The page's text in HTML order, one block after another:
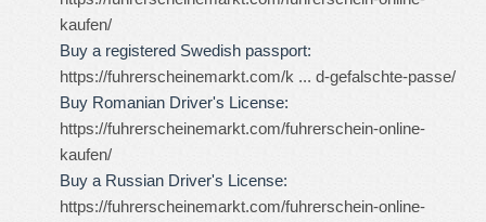
kaufen/
Buy a registered Swedish passport:
https://fuhrerscheinemarkt.com/k ... d-gefalschte-passe/
Buy Romanian Driver's License:
https://fuhrerscheinemarkt.com/fuhrerschein-online-
kaufen/
Buy a Russian Driver's License:
https://fuhrerscheinemarkt.com/fuhrerschein-online-